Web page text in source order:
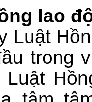
lao
Luật
trong
Luật